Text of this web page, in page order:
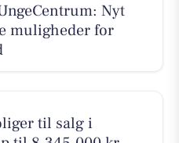
Nyt
muligheder for
til salg i